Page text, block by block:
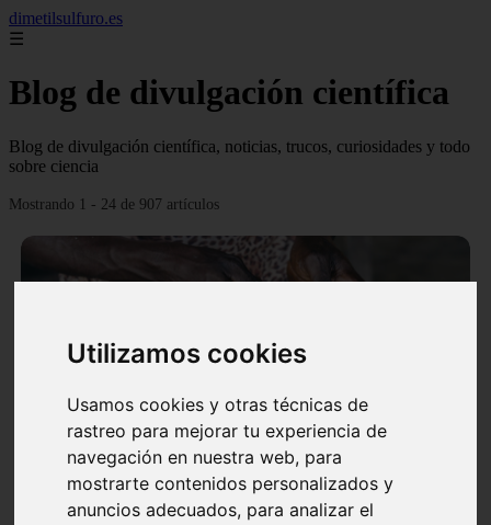
Utilizamos cookies
Usamos cookies y otras técnicas de
rastreo para mejorar tu experiencia de
navegación en nuestra web, para
mostrarte contenidos personalizados y
anuncios adecuados, para analizar el
dimetilsulfuro.es
☰
Blog de divulgación científica
Blog de divulgación científica, noticias, trucos, curiosidades y todo
sobre ciencia
Mostrando 1 - 24 de 907 artículos
En África harán lo que parecía imposible: Utilizarán
moléculas de agua para cocinar sus alimentos